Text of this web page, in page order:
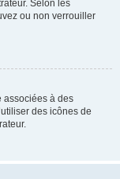
Selon les
ou non verrouiller
associées à des
des icônes de